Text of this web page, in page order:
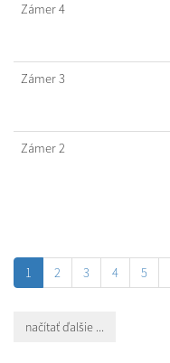
Zámer 4
Zámer 3
Zámer 2
1 2 3 4 5
načítať ďalšie ...